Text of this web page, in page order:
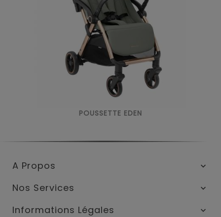
POUSSETTE EDEN
A Propos 
Nos Services 
Informations Légales 